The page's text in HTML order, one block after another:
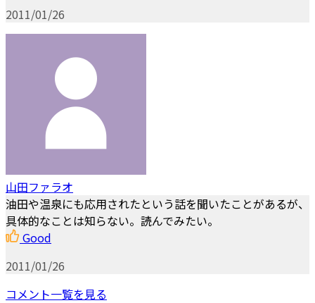
2011/01/26
山田ファラオ
油田や温泉にも応用されたという話を聞いたことがあるが、
具体的なことは知らない。読んでみたい。
Good
2011/01/26
コメント一覧を見る